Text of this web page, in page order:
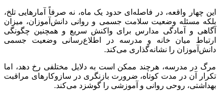
این چهار واقعه، در فاصله‌ای حدود یک ماه، نه صرفاً آمار‌هایی تلخ،
بلکه مسئله وضعیت سلامت جسمی و روانی دانش‌آموزان، میزان
آگاهی و آمادگی مدارس برای واکنش سریع و همچنین چگونگی
ارتباط میان خانه و مدرسه در اطلاع‌رسانی وضعیت جسمی
دانش‌آموزان را نشانه‌گذاری می‌کند.
مرگ در مدرسه، هرچند ممکن است به دلایل مختلفی رخ دهد، اما
تکرار آن در مدت کوتاه، ضرورت بازنگری در سازوکار‌های مراقبت
بهداشتی، روحی روانی و آموزشی را گوشزد می‌کند.